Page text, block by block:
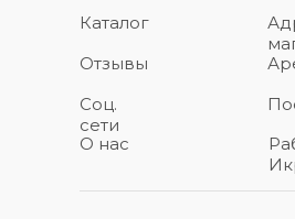
Каталог
Соц.
сети
Отзывы
О нас